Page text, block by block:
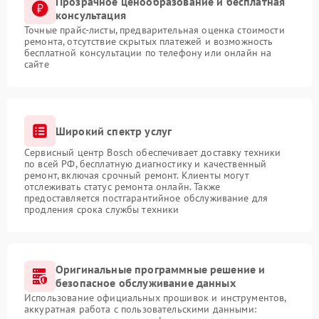
консультация
Точные прайс-листы, предварительная оценка стоимости
ремонта, отсутствие скрытых платежей и возможность
бесплатной консультации по телефону или онлайн на
сайте
Широкий спектр услуг
Сервисный центр Bosch обеспечивает доставку техники
по всей РФ, бесплатную диагностику и качественный
ремонт, включая срочный ремонт. Клиенты могут
отслеживать статус ремонта онлайн. Также
предоставляется постгарантийное обслуживание для
продления срока службы техники
Оригинальные программные решение и
безопасное обслуживание данных
Использование официальных прошивок и инструментов,
аккуратная работа с пользовательскими данными: